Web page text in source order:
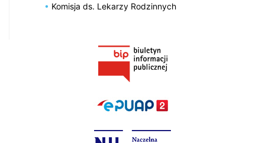
Komisja ds. Lekarzy Rodzinnych